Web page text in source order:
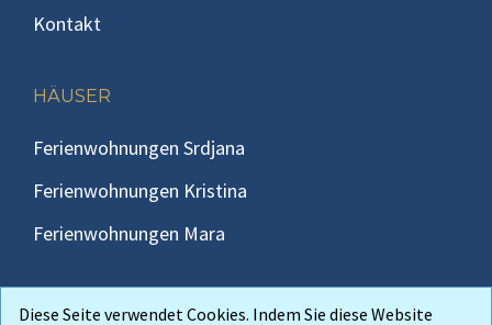
Diese Seite verwendet Cookies. Indem Sie diese Website
Kontakt
HÄUSER
Ferienwohnungen Srdjana
Ferienwohnungen Kristina
Ferienwohnungen Mara